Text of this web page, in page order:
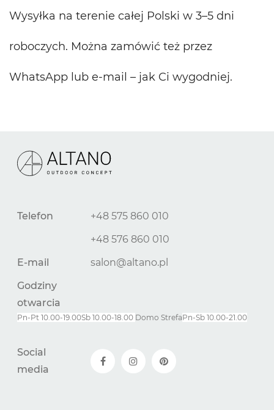
Wysyłka na terenie całej Polski w 3–5 dni
roboczych. Można zamówić też przez
WhatsApp lub e-mail – jak Ci wygodniej.
Telefon
+48 575 860 010
+48 576 860 010
E-mail
salon@altano.pl
Godziny
otwarcia
Pn-Pt 10.00-19.00Sb 10.00-18.00 Domo StrefaPn-Sb 10.00-21.00
Social
media